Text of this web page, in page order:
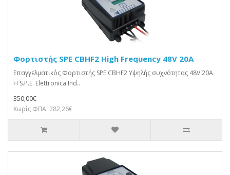
Φορτιστής SPE CBHF2 High Frequency 48V 20A
Επαγγελματικός Φορτιστής SPE CBHF2 Υψηλής συχνότητας 48V 20A
Η S.P.E. Elettronica Ind..
350,00€
Χωρίς ΦΠΑ: 282,26€